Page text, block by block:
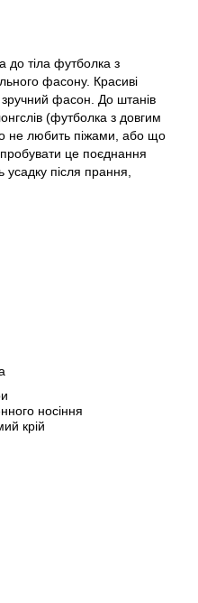
тіла футболка з
фасону. Красиві
фасон. До штанів
(футболка з довгим
не любить піжами, або що
це поєднання
після прання,
носіння
крій